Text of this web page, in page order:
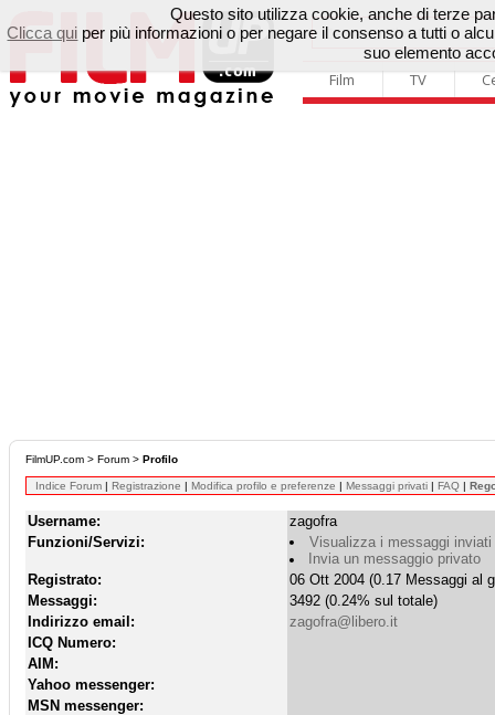
Film TV
FilmUP.com > Forum > Profilo
Indice Forum | Registrazione | Modifica profilo e preferenze | Messaggi privati | FAQ |
Username:
zagofra
Funzioni/Servizi:
Visualizza i messaggi
Invia un messaggio privato
Registrato:
06 Ott 2004 (0.17 Messaggi al
Messaggi:
3492 (0.24% sul totale)
Indirizzo email:
zagofra@libero.it
ICQ Numero:
AIM:
Yahoo messenger:
MSN messenger:
Questo sito utilizza cookie, anche di terze
Clicca qui per più informazioni o per negare il consenso a tutti o
suo elemento